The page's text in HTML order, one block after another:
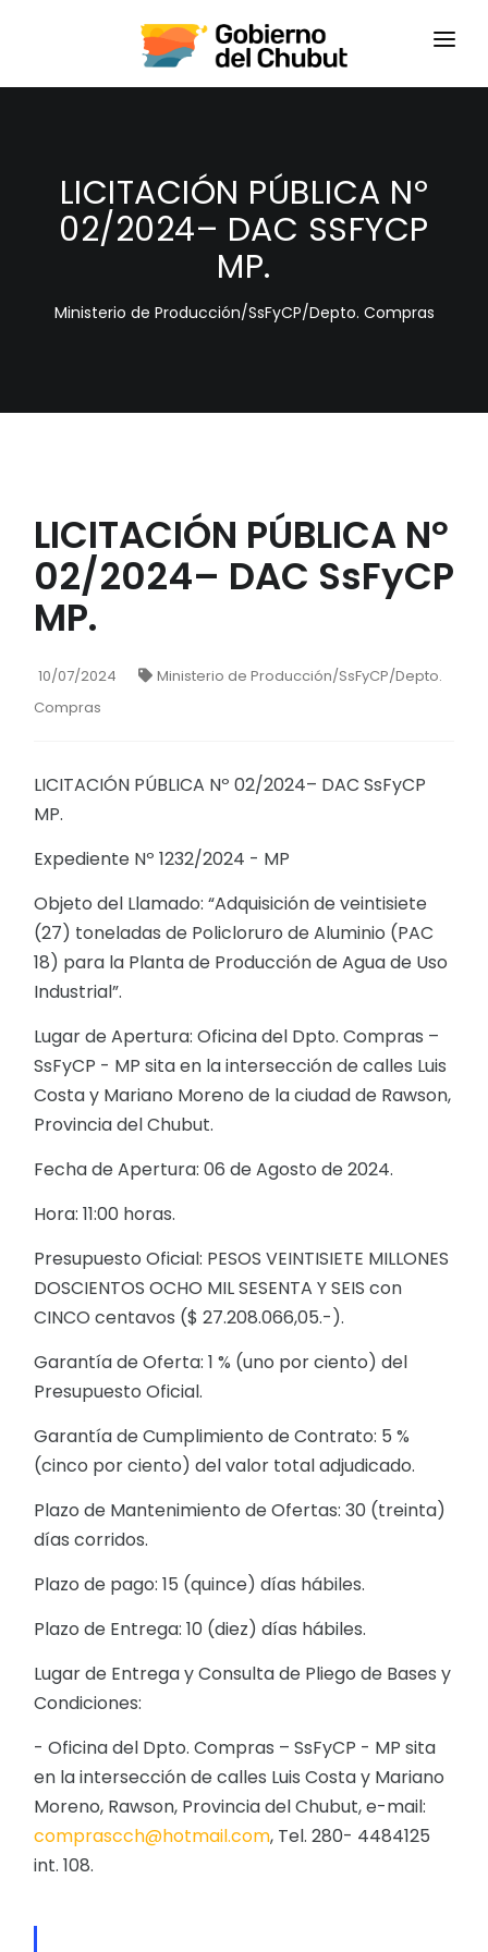
HOME
LICITACIÓN PÚBLICA Nº
02/2024– DAC SSFYCP
MP.
Ministerio de Producción/SsFyCP/Depto. Compras
LICITACIÓN PÚBLICA Nº
02/2024– DAC SsFyCP
MP.
10/07/2024
Ministerio de Producción/SsFyCP/Depto.
Compras
LICITACIÓN PÚBLICA Nº 02/2024– DAC SsFyCP
MP.
Expediente Nº 1232/2024 - MP
Objeto del Llamado: “Adquisición de veintisiete
(27) toneladas de Policloruro de Aluminio (PAC
18) para la Planta de Producción de Agua de Uso
Industrial”.
Lugar de Apertura: Oficina del Dpto. Compras –
SsFyCP - MP sita en la intersección de calles Luis
Costa y Mariano Moreno de la ciudad de Rawson,
Provincia del Chubut.
Fecha de Apertura: 06 de Agosto de 2024.
Hora: 11:00 horas.
Presupuesto Oficial: PESOS VEINTISIETE MILLONES
DOSCIENTOS OCHO MIL SESENTA Y SEIS con
CINCO centavos ($ 27.208.066,05.-).
Garantía de Oferta: 1 % (uno por ciento) del
Presupuesto Oficial.
Garantía de Cumplimiento de Contrato: 5 %
(cinco por ciento) del valor total adjudicado.
Plazo de Mantenimiento de Ofertas: 30 (treinta)
días corridos.
Plazo de pago: 15 (quince) días hábiles.
Plazo de Entrega: 10 (diez) días hábiles.
Lugar de Entrega y Consulta de Pliego de Bases y
Condiciones:
- Oficina del Dpto. Compras – SsFyCP - MP sita
en la intersección de calles Luis Costa y Mariano
Moreno, Rawson, Provincia del Chubut, e-mail:
comprascch@hotmail.com, Tel. 280- 4484125
int. 108.